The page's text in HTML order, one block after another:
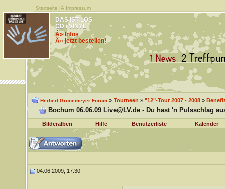
Startseite |Â Impressum
DAS IST LOS
CD / VINYL
Â» Infos
Â» jetzt bestellen!
Herbert Grönemeyer Forum» Tourneen » "12"-Tour 2007 - 2008»
Bochum 06.06.09 Live@LV.de - Du hast 'n Pulsschlag
Bilderalben Hilfe Benutzerliste Kalender
04.06.2009, 17:30